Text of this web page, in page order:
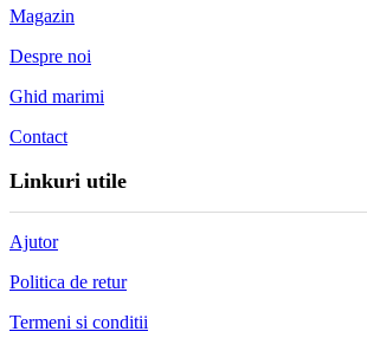
Magazin
Despre noi
Ghid marimi
Contact
Linkuri utile
Ajutor
Politica de retur
Termeni si conditii